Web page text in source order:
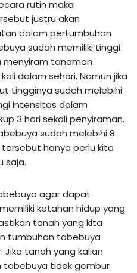
rutin maka
justru akan
dalam pertumbuhan
sudah memiliki tinggi
tanaman
dalam sehari. Namun jika
tingginya sudah melebihi
intensitas dalam
3 hari sekali penyiraman.
sudah melebihi 8
hanya perlu kita
saja.
agar dapat
ketahan hidup yang
tanah yang kita
tumbuhan tabebuya
tanah yang kalian
tabebuya tidak gembur